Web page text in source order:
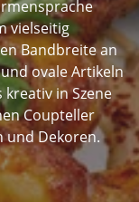
vielseitig
Bandbreite an
ovale Artikeln
in Szene
Coupteller
und Dekoren.